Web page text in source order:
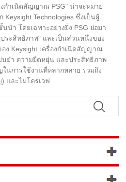
กำเนิดสัญญาณ PSG" น่าจะหมาย
Technologies ซึ่งเป็นผู้
ำ โดยเฉพาะอย่างยิ่ง PSG ย่อมา
ระสิทธิภาพ" และเป็นส่วนหนึ่งของ
ง Keysight เครื่องกำเนิดสัญญาณ
ยำ ความยืดหยุ่น และประสิทธิภาพ
ในการใช้งานที่หลากหลาย รวมถึง
และไมโครเวฟ